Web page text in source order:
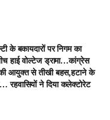
के बकायदारों पर निगम का
हाई वोल्टेज ड्रामा…कांग्रेस
आयुक्त से तीखी बहस,हटाने के
रहवासियों ने दिया कलेक्टोरेट